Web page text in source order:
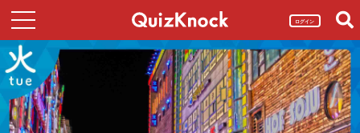
ログイン